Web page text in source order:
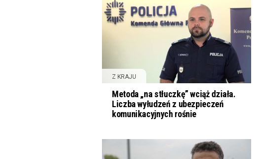
Z KRAJU
Metoda „na stłuczkę” wciąż działa.
Liczba wyłudzeń z ubezpieczeń
komunikacyjnych rośnie